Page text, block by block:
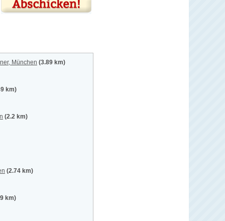
München (3.89 km)
km)
(2.2 km)
(2.74 km)
km)